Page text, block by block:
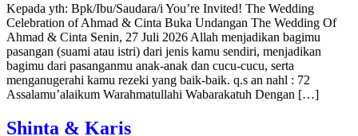
Kepada yth: Bpk/Ibu/Saudara/i You’re Invited! The Wedding
Celebration of Ahmad & Cinta Buka Undangan The Wedding Of
Ahmad & Cinta Senin, 27 Juli 2026 Allah menjadikan bagimu
pasangan (suami atau istri) dari jenis kamu sendiri, menjadikan
bagimu dari pasanganmu anak-anak dan cucu-cucu, serta
menganugerahi kamu rezeki yang baik-baik. q.s an nahl : 72
Assalamu’alaikum Warahmatullahi Wabarakatuh Dengan […]
Shinta & Karis